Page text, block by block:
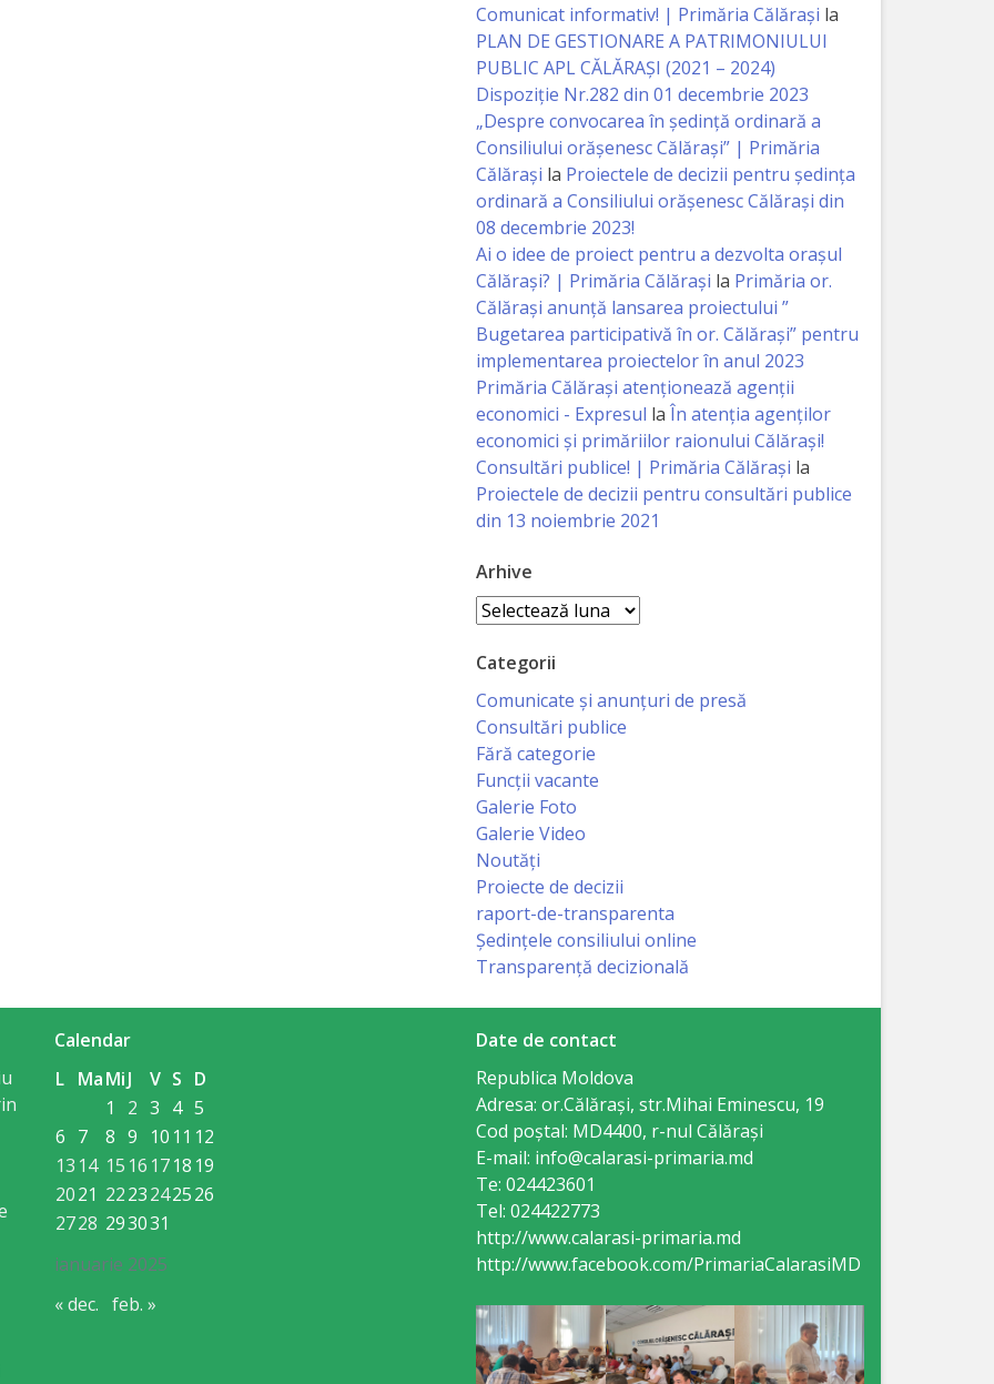
Comunicat informativ! | Primăria Călărași la
PLAN DE GESTIONARE A PATRIMONIULUI
PUBLIC APL CĂLĂRAȘI (2021 – 2024)
Dispoziție Nr.282 din 01 decembrie 2023
„Despre convocarea în ședință ordinară a
Consiliului orășenesc Călărași” | Primăria
Călărași la Proiectele de decizii pentru ședința
ordinară a Consiliului orășenesc Călărași din
08 decembrie 2023!
Ai o idee de proiect pentru a dezvolta orașul
Călărași? | Primăria Călărași la Primăria or.
Călărași anunță lansarea proiectului ”
Bugetarea participativă în or. Călărași” pentru
implementarea proiectelor în anul 2023
Primăria Călăraşi atenţionează agenţii
economici - Expresul la În atenția agenților
economici și primăriilor raionului Călărași!
Consultări publice! | Primăria Călărași la
Proiectele de decizii pentru consultări publice
din 13 noiembrie 2021
Arhive
Arhive
Categorii
Comunicate și anunțuri de presă
Consultări publice
Fără categorie
Funcții vacante
Galerie Foto
Galerie Video
Noutăți
Proiecte de decizii
raport-de-transparenta
Ședințele consiliului online
Transparență decizională
Calendar
ianuarie 2025
L MaMiJ V S D
1
2 3 4 5
6 7 8 9 10 11 12
13 14 15 16 1718 19
2021 2223242526
2728 293031
« dec. feb. »
Date de contact
Republica Moldova
Adresa: or.Călăraşi, str.Mihai Eminescu, 19
Cod poștal: MD4400, r-nul Călăraşi
E-mail: info@calarasi-primaria.md
Te: 024423601
Tel: 024422773
http://www.calarasi-primaria.md
http://www.facebook.com/PrimariaCalarasiMD